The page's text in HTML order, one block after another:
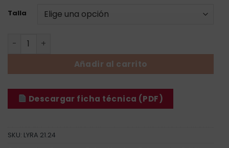
Talla
Casaca Lyra - Hombre cantidad
Añadir al carrito
Descargar ficha técnica (PDF)
SKU: LYRA 21.24